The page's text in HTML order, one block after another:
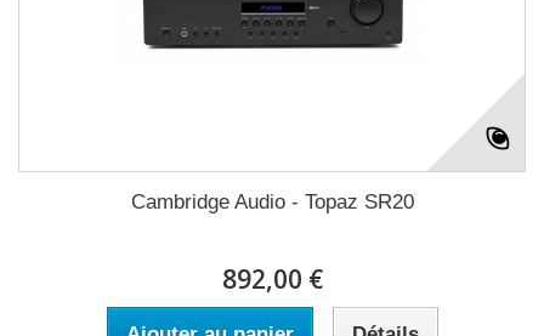
Cambridge Audio - Topaz SR20
892,00 €